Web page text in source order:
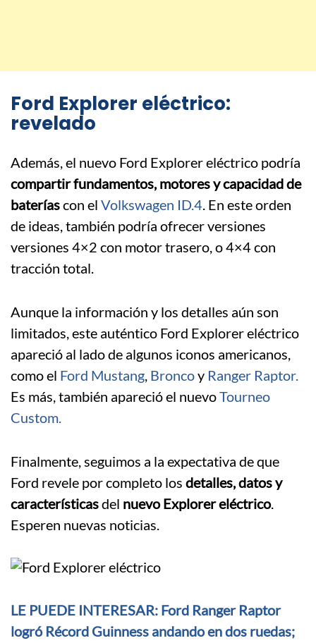
Ford Explorer eléctrico:
revelado
Además, el nuevo Ford Explorer eléctrico podría
compartir fundamentos, motores y capacidad de
bateríascon el Volkswagen ID.4. En este orden
de ideas, también podría ofrecer versiones
versiones 4×2 con motor trasero, o 4×4 con
tracción total.
Aunque la información y los detalles aún son
limitados, este auténtico Ford Explorer eléctrico
apareció al lado de algunos iconos americanos,
como el Ford Mustang, Broncoy Ranger Raptor.
Es más, también apareció el nuevoTourneo
Custom.
Finalmente, seguimos a la expectativa de que
Ford revele por completo los detalles, datos y
característicasdel nuevo Explorer eléctrico.
Esperen nuevas noticias.
LE PUEDE INTERESAR: Ford Ranger Raptor
logró Récord Guinness andando en dos ruedas;